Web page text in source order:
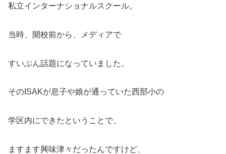
私立インターナショナルスクール。
当時、開校前から、メディアで
すいぶん話題になっていました。
そのISAKが息子や娘が通っていた西部小の
学区内にできたということで、
ますます興味津々だったんですけど、